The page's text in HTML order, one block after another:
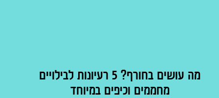
מה עושים בחורף? 5 רעיונות לבילויים
מחממים וכיפים במיוחד